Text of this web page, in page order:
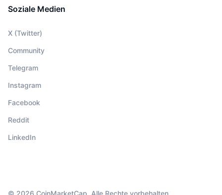
Soziale Medien
X (Twitter)
Community
Telegram
Instagram
Facebook
Reddit
LinkedIn